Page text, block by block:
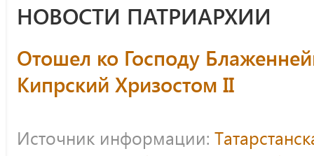
НОВОСТИ ПАТРИАРХИИ
Отошел ко Господу
Кипрский Хризостом II
Источник информации: